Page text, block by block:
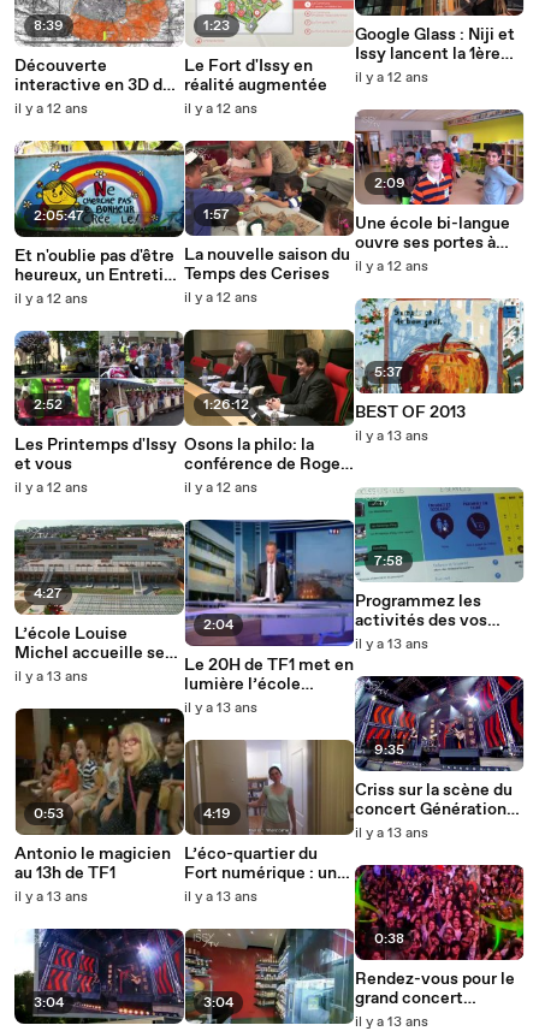
8:39
Découverte
interactive en 3D du
Fort d'Issy
il y a 12 ans
2:05:47
Et n'oublie pas d'être
heureux, un Entretien
d'Issy avec
revoir
il y a 12 ans
2:52
Les Printemps d'Issy
et vous
il y a 12 ans
4:27
L’école Louise
Michel accueille ses
premiers élèves
il y a 13 ans
0:53
Antonio le magicien
au 13h de TF1
il y a 13 ans
3:04
1:23
Le Fort d'Issy en
réalité augmentée
il y a 12 ans
1:57
La nouvelle saison du
Temps des Cerises
il y a 12 ans
1:26:12
Osons la philo: la
conférence de Roger-
Pol Droit à revoir en
il y a 12 ans
2:04
Le 20H de TF1 met en
lumière l’école
Louise Michel
il y a 13 ans
4:19
L’éco-quartier du
Fort numérique : une
référence !
il y a 13 ans
3:04
Google Glass : Niji et
Issy lancent la 1ère
application de «
il y a 12 ans
2:09
Une école bi-langue
ouvre ses portes à
Issy !
il y a 12 ans
5:37
BEST OF 2013
il y a 13 ans
7:58
Programmez les
activités des vos
enfants avec Téliss
il y a 13 ans
9:35
Criss sur la scène du
concert Génération
M6 Live
il y a 13 ans
0:38
Rendez-vous pour le
grand concert
Génération M6 Live !
il y a 13 ans